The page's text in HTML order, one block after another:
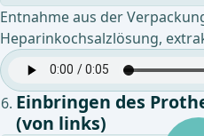
Entnahme aus der
Heparinkochsalzlösung,
Einbringen des
(von links)